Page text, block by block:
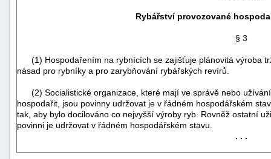
Rybářství provozované
§ 3
(1) Hospodařením na rybnících se zajišťuje plánovitá výroba
násad pro rybníky a pro zarybňování rybářských revírů.
(2) Socialistické organizace, které mají ve správě nebo
hospodařit, jsou povinny udržovat je v řádném hospodářském
tak, aby bylo docilováno co nejvyšší výroby ryb. Rovněž ostatní
povinni je udržovat v řádném hospodářském stavu.
. . .